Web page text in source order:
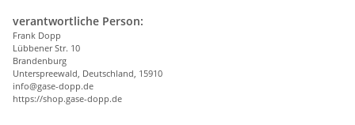
verantwortliche Person:
Frank Dopp
Lübbener Str. 10
Brandenburg
Unterspreewald, Deutschland, 15910
info@gase-dopp.de
https://shop.gase-dopp.de